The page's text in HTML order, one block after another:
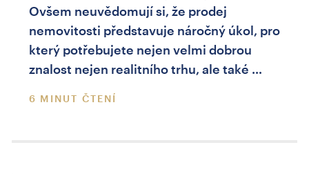
Ovšem neuvědomují si, že prodej
nemovitosti představuje náročný úkol, pro
který potřebujete nejen velmi dobrou
znalost nejen realitního trhu, ale také …
6 MINUT ČTENÍ